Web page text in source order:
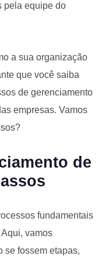
pela equipe do
a sua organização
que você saiba
de gerenciamento
empresas. Vamos
de
fundamentais
vamos
se fossem etapas,